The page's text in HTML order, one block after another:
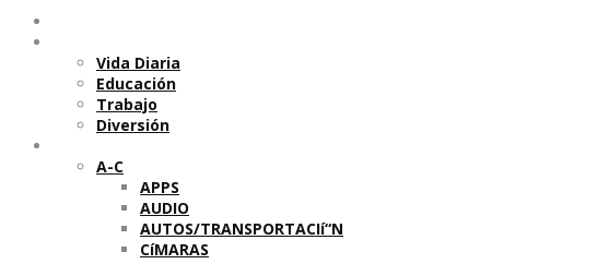
Vida Diaria
Educación
Trabajo
Diversión
A-C
APPS
AUDIO
AUTOS/TRANSPORTACIí“N
CíMARAS